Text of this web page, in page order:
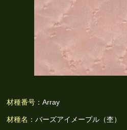
材種番号：Array
材種名：バーズアイメープル（杢）